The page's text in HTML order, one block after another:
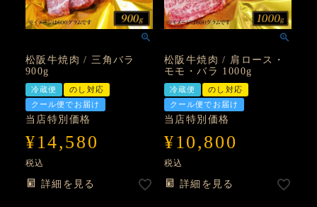
松阪牛焼肉 / 三角バラ
900g
冷蔵便
のし対応
クール便でお届け
当店特別価格
¥14,580
税込
詳細を見る
松阪牛焼肉 / 肩ロース・
モモ・バラ 1000g
冷蔵便
のし対応
クール便でお届け
当店特別価格
¥10,800
税込
詳細を見る